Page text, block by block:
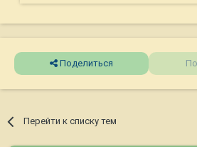
Поделиться
Перейти к списку тем